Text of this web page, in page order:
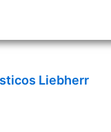
Liebherr